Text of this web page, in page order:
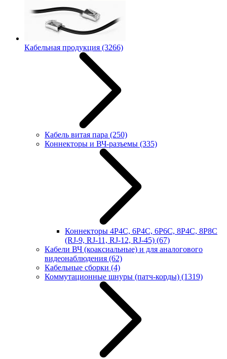
Кабельная продукция (3266)
Кабель витая пара (250)
Коннекторы и ВЧ-разъемы (335)
Коннекторы 4P4C, 6P4C, 6P6C, 8P4C, 8P8C
(RJ-9, RJ-11, RJ-12, RJ-45) (67)
Кабели ВЧ (коаксиальные) и для аналогового
видеонаблюдения (62)
Кабельные сборки (4)
Коммутационные шнуры (патч-корды) (1319)